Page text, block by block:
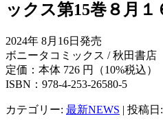
ックス第15巻８月１
2024年 8月16日発売
ボニータコミックス / 秋田書店
定価：本体 726 円（10%税込）
ISBN：978-4-253-26580-5
カテゴリー: 最新NEWS | 投稿日: